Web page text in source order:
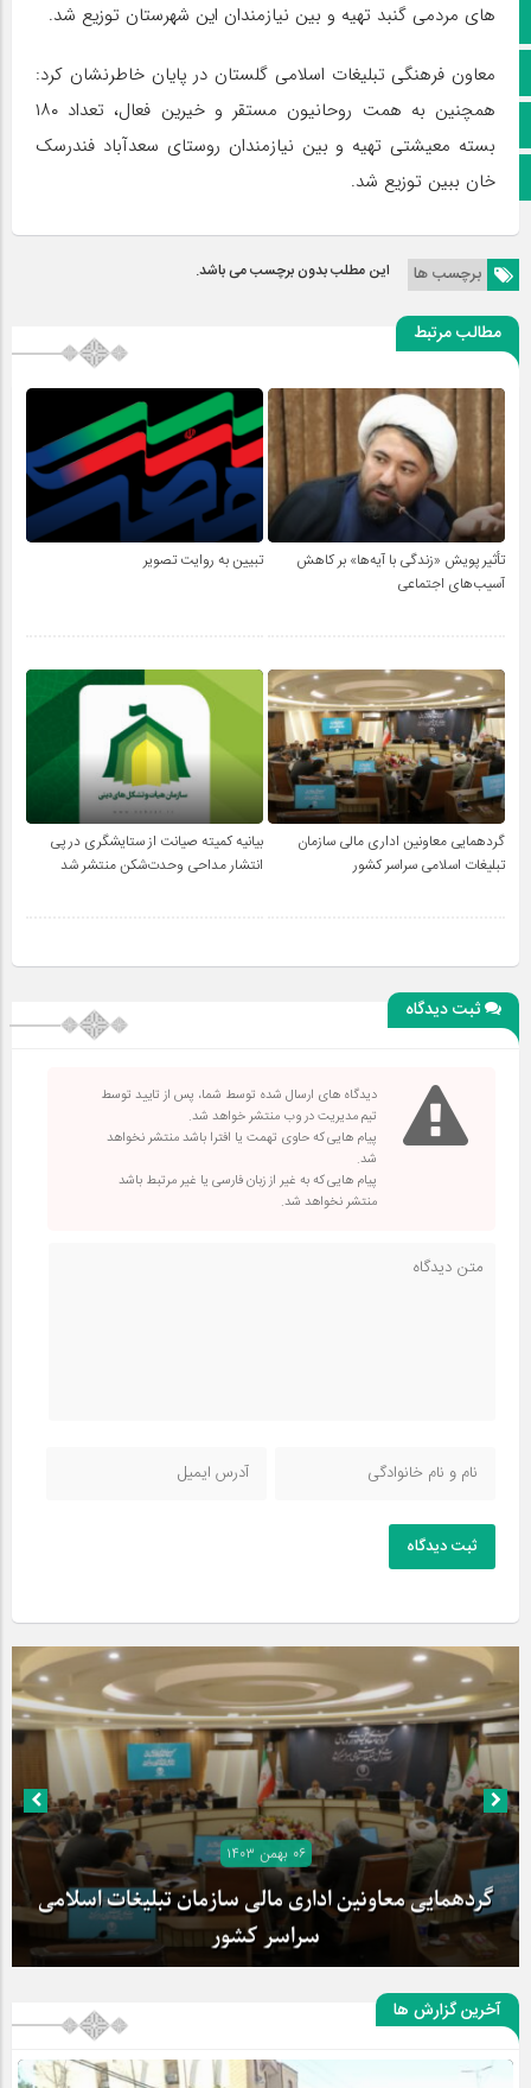
آپارات
اینستاگرام
پخش زنده
اپلیکیشن بیرق
های مردمی گنبد تهیه و بین نیازمندان این شهرستان توزیع شد.
معاون فرهنگی تبلیغات اسلامی گلستان در پایان خاطرنشان کرد:
همچنین به همت روحانیون مستقر و خیرین فعال، تعداد ۱۸۰
بسته معیشتی تهیه و بین نیازمندان روستای سعدآباد فندرسک
خان ببین توزیع شد.
برچسب ها این مطلب بدون برچسب می باشد.
مطالب مرتبط
تأثیر پویش «زندگی با آیه‌ها» بر کاهش
آسیب‌های اجتماعی
تبیین به روایت تصویر
گردهمایی معاونین اداری مالی سازمان
تبلیغات اسلامی سراسر کشور
بیانیه کمیته صیانت از ستایشگری در پی
انتشار مداحی وحدت‌شکن منتشر شد
ثبت دیدگاه
دیدگاه های ارسال شده توسط شما، پس از تایید توسط
تیم مدیریت در وب منتشر خواهد شد.
پیام هایی که حاوی تهمت یا افترا باشد منتشر نخواهد
شد.
پیام هایی که به غیر از زبان فارسی یا غیر مرتبط باشد
منتشر نخواهد شد.
ثبت دیدگاه
۰۶ بهمن ۱۴۰۳
گردهمایی معاونین اداری مالی سازمان تبلیغات اسلامی
سراسر کشور
آخرین گزارش ها